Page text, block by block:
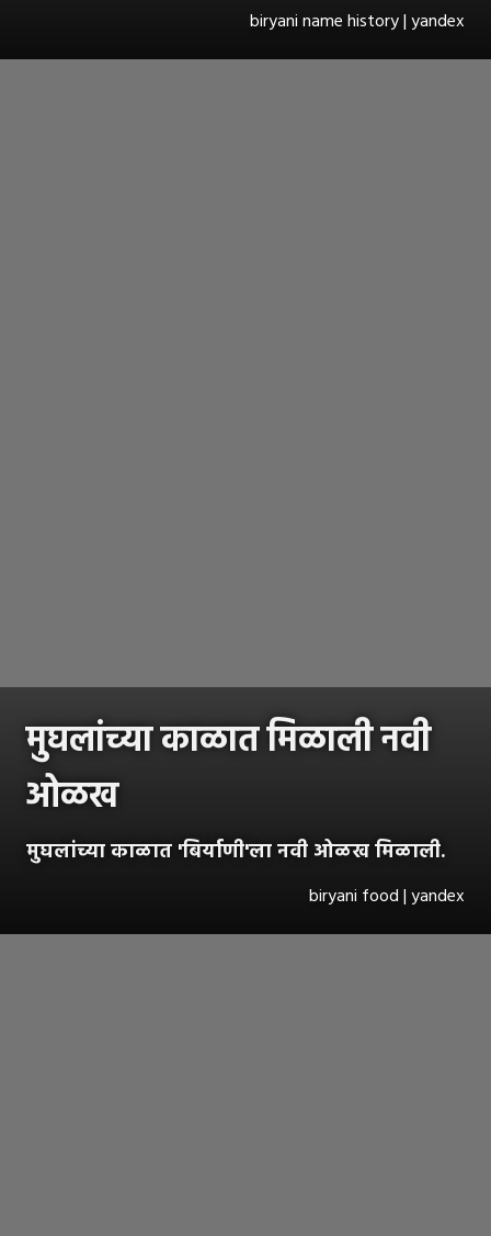
biryani name history | yandex
मुघलांच्या काळात मिळाली नवी
ओळख
मुघलांच्या काळात 'बिर्याणी'ला नवी ओळख मिळाली.
biryani food | yandex